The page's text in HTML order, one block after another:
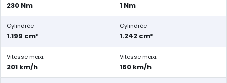
230 Nm 1 Nm
Cylindrée
1.199 cm³
Cylindrée
1.242 cm³
Vitesse maxi.
201 km/h
Vitesse maxi.
160 km/h